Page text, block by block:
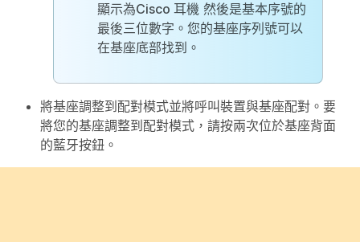
顯示為Cisco 耳機 然後是基本序號的
最後三位數字。您的基座序列號可以
在基座底部找到。
將基座調整到配對模式並將呼叫裝置與基座配對。要
將您的基座調整到配對模式，請按兩次位於基座背面
的藍牙按鈕。